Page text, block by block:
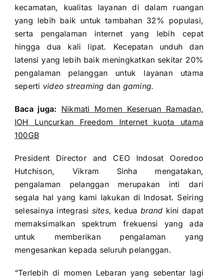
kecamatan, kualitas layanan di dalam ruangan
yang lebih baik untuk tambahan 32% populasi,
serta pengalaman internet yang lebih cepat
hingga dua kali lipat. Kecepatan unduh dan
latensi yang lebih baik meningkatkan sekitar 20%
pengalaman pelanggan untuk layanan utama
seperti video streaming dan gaming.
Baca juga: Nikmati Momen Keseruan Ramadan,
IOH Luncurkan Freedom Internet kuota utama
100GB
President Director and CEO Indosat Ooredoo
Hutchison, Vikram Sinha mengatakan,
pengalaman pelanggan merupakan inti dari
segala hal yang kami lakukan di Indosat. Seiring
selesainya integrasi sites, kedua brand kini dapat
memaksimalkan spektrum frekuensi yang ada
untuk memberikan pengalaman yang
mengesankan kepada seluruh pelanggan.
“Terlebih di momen Lebaran yang sebentar lagi